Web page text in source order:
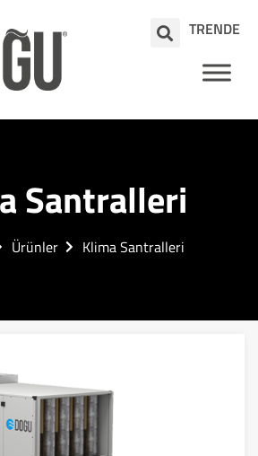
TRENDE
Santralleri
Ürünler Klima Santralleri